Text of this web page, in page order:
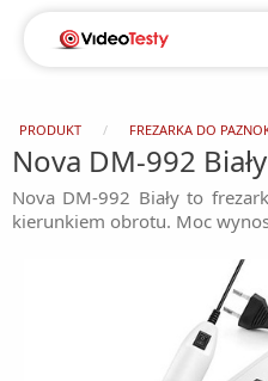
PRODUKT FREZARKA DO
Nova DM-992 Biały
Nova DM-992 Biały to
kierunkiem obrotu. Moc